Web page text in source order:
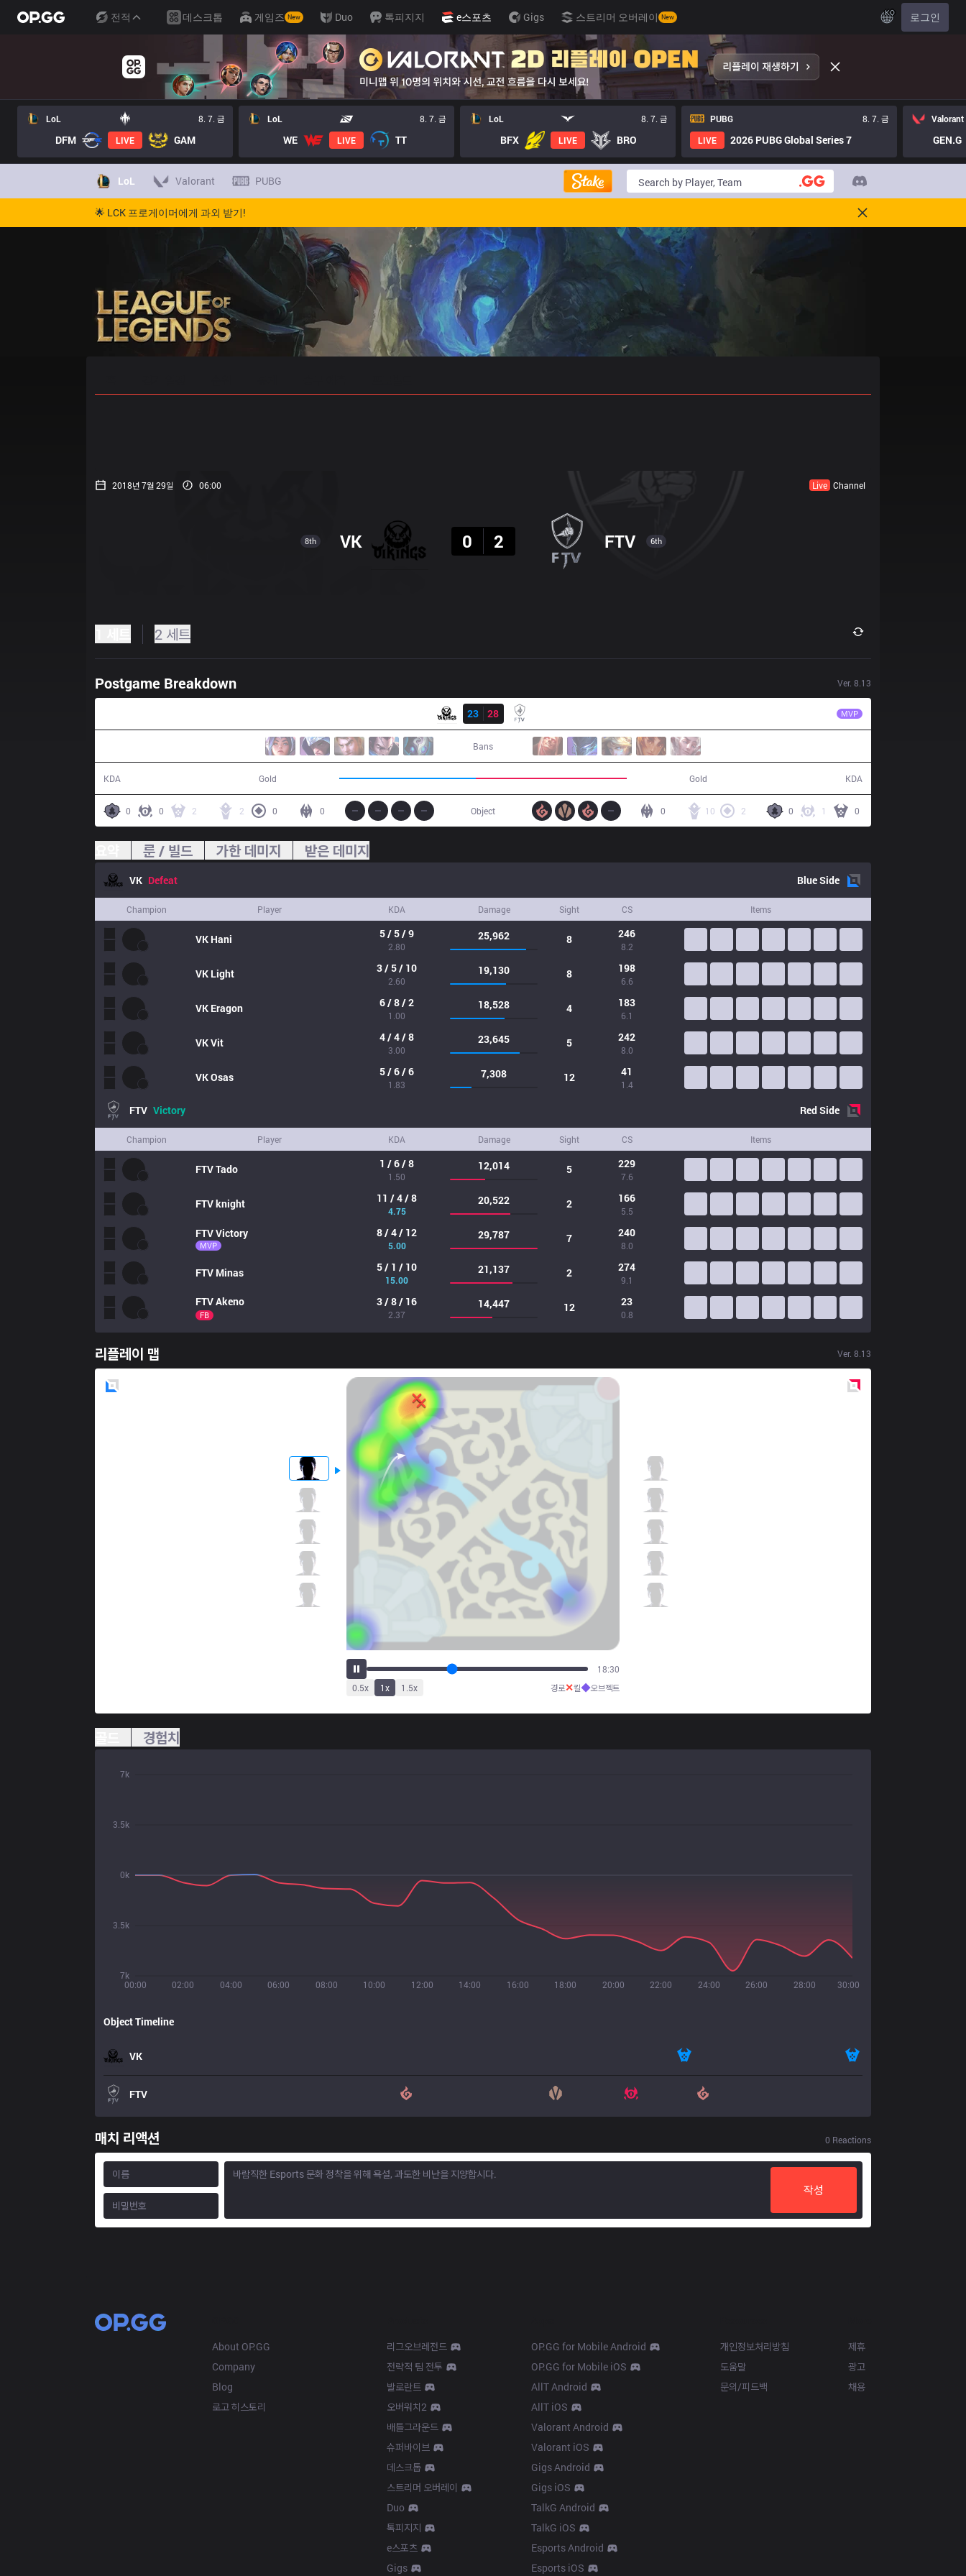
전적 데스크톱 게임즈 New Duo 톡피지지 e스포츠 Gigs 스트리머 오버레이 New KO 로그인
LoL 8. 7. 금
DFM LIVE GAM
LoL 8. 7. 금
WE LIVE TT
LoL 8. 7. 금
BFX LIVE BRO
PUBG
8. 7. 금
LIVE
2026 PUBG Global Series 7
Valorant
GEN.G
LoL Valorant PUBG
🌟 LCK 프로게이머에게 과외 받기!
2018년 7월 29일 06:00 Live Channel
8th VK
0
2 FTV 6th
2 세트
Postgame Breakdown Ver. 8.13
23
28 MVP
Bans
KDA Gold Gold KDA
0 0 2 2 0 0 0 1 0
10 2
0
Object
룬 / 빌드 가한 데미지 받은 데미지
VK Defeat BlueSide
Champion Player KDA Damage Sight CS Items
VK Hani 5 / 5 / 9
2.80
25,962 8 246
8.2
VK Light 3 / 5 / 10
2.60
19,130 8 198
6.6
VK Eragon 6 / 8 / 2
1.00
18,528 4 183
6.1
VKVit 4 / 4 / 8
3.00
23,645 5 242
8.0
VKOsas 5 / 6 / 6
1.83
7,308 12 41
1.4
FTV Victory RedSide
Champion Player KDA Damage Sight CS Items
FTVTado 1 / 6 / 8
1.50
12,014 5 229
7.6
FTVknight 11 / 4 / 8
4.75
20,522 2 166
5.5
FTVVictory
MVP
8 / 4 / 12
5.00
29,787 7 240
8.0
FTV Minas 5 / 1 / 10
15.00
21,137 2 274
9.1
FTVAkeno
FB
3 / 8 / 16
2.37
14,447 12 23
0.8
리플레이 맵 Ver. 8.13
23:20
0.5x 1x 1.5x 경로✕킬◆오브젝트
경험치
00:00 02:00 04:00 06:00 08:00 10:00 12:00 14:00 16:00 18:00 20:00 22:00 24:00 26:00 28:00 30:00
7k
3.5k
0k
3.5k
7k
Object Timeline
VK
FTV
매치 리액션 0 Reactions
작성
About OP.GG
Company
Blog
로고 히스토리
리그오브레전드
전략적 팀 전투
발로란트
오버워치2
배틀그라운드
슈퍼바이브
데스크톱
스트리머 오버레이
Duo
톡피지지
e스포츠
Gigs
OP.GG for Mobile Android
OP.GG for Mobile iOS
AllT Android
AllT iOS
Valorant Android
Valorant iOS
Gigs Android
Gigs iOS
TalkG Android
TalkG iOS
Esports Android
Esports iOS
개인정보처리방침
도움말
문의/피드백
제휴
광고
채용